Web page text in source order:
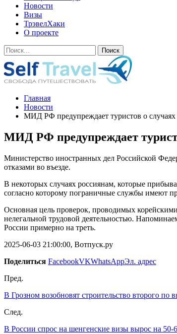
Новости
Визы
ТрэвелХаки
О проекте
Главная
Новости
МИД РФ предупреждает туристов о
МИД РФ предупреждает
Министерство иностранных дел Российской
отказами во въезде.
В некоторых случаях россиянам, которые
согласно которому пограничные службы имеют
Основная цель проверок, проводимых
нелегальной трудовой деятельностью.
России примерно на треть.
2025-06-03 21:00:00, Вотпуск.ру
Поделиться FacebookVKWhatsAppЭл. адрес
Пред.
В Грозном возобновят строительство второго по
След.
В России спрос на шенгенские визы вырос на 50-